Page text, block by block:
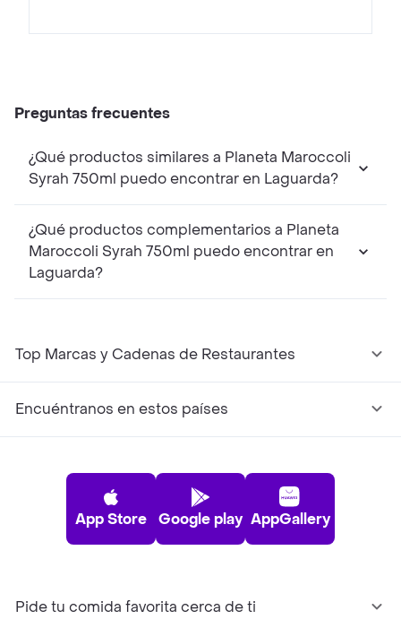
Preguntas frecuentes
¿Qué productos similares a Planeta Maroccoli
Syrah 750ml puedo encontrar en Laguarda?
¿Qué productos complementarios a Planeta
Maroccoli Syrah 750ml puedo encontrar en
Laguarda?
Top Marcas y Cadenas de Restaurantes
Encuéntranos en estos países
App Store Google play AppGallery
Pide tu comida favorita cerca de ti